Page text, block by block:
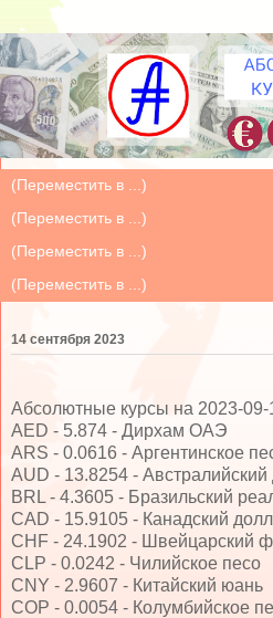
14 сентября 2023
Абсолютные курсы на 2023-09-
AED - 5.874 - Дирхам ОАЭ
ARS - 0.0616 - Аргентинское
AUD - 13.8254 - Австралийский
BRL - 4.3605 - Бразильский
CAD - 15.9105 - Канадский
CHF - 24.1902 - Швейцарский
CLP - 0.0242 - Чилийское песо
CNY - 2.9607 - Китайский юань
COP - 0.0054 - Колумбийское